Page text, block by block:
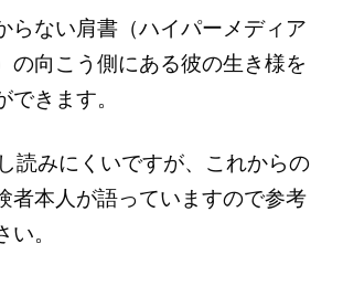
らない肩書（ハイパーメディア
の向こう側にある彼の生き様を
できます。
読みにくいですが、これからの
者本人が語っていますので参考
い。